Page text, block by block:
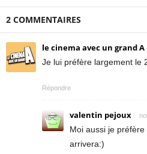
2 COMMENTAIRES
le cinema avec un grand A
Je lui préfère largement le
Répondre
valentin pejoux
Moi aussi je
arrivera:)